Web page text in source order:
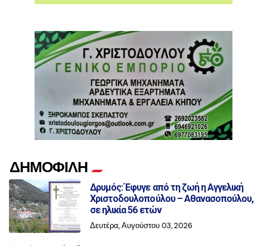
ΔΗΜΟΦΙΛΗ
Δρυμός: Έφυγε από τη ζωή η Αγγελική
Χριστοδουλοπούλου – Αθανασοπούλου,
σε ηλικία 56 ετών
Δευτέρα, Αυγούστου 03, 2026